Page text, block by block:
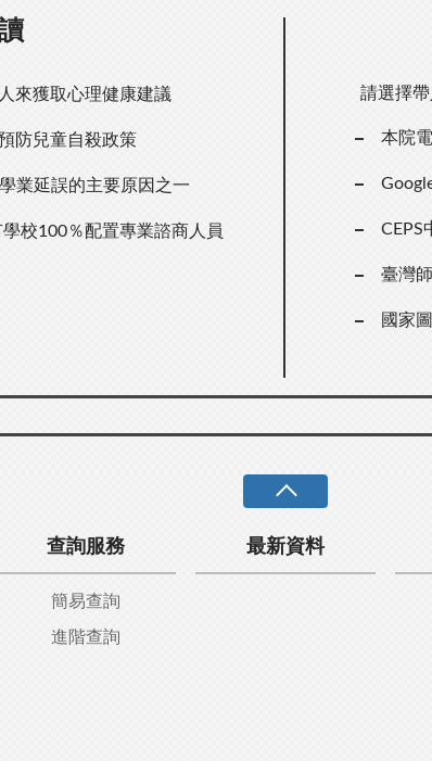
來獲取心理健康建議
防兒童自殺政策
業延誤的主要原因之一
校100％配置專業諮商人員
請選擇帶
本院
CEPS
臺灣
國家
查詢服務
簡易查詢
進階查詢
最新資料